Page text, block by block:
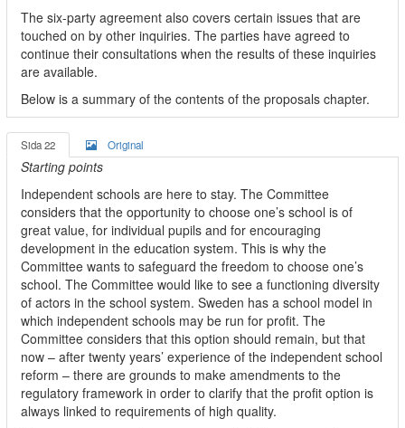
The six-party agreement also covers certain issues that are
touched on by other inquiries. The parties have agreed to
continue their consultations when the results of these inquiries
are available.
Below is a summary of the contents of the proposals chapter.
Sida 22 Original
Starting points
Independent schools are here to stay. The Committee
considers that the opportunity to choose one’s school is of
great value, for individual pupils and for encouraging
development in the education system. This is why the
Committee wants to safeguard the freedom to choose one’s
school. The Committee would like to see a functioning diversity
of actors in the school system. Sweden has a school model in
which independent schools may be run for profit. The
Committee considers that this option should remain, but that
now – after twenty years’ experience of the independent school
reform – there are grounds to make amendments to the
regulatory framework in order to clarify that the profit option is
always linked to requirements of high quality.